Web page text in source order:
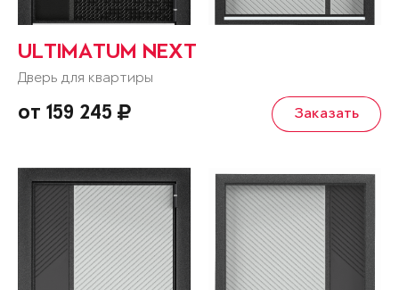
ULTIMATUM NEXT
Дверь для квартиры
от 159 245 Заказать